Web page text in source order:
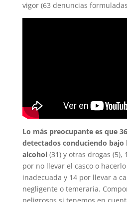
vigor (63 denuncias
Lo más preocupante es que
detectados conduciendo bajo
alcohol(31) y otras drogas (5),
por no llevar el casco o
inadecuada y 14 por llevar a
negligente o temeraria.